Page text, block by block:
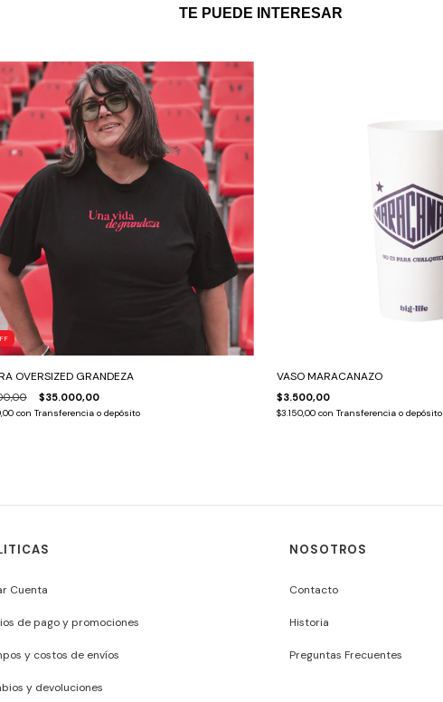
TE PUEDE INTERESAR
OVERSIZED GRANDEZA
$35.000,00
con Transferencia o depósito
VASO MARACANAZO
$3.500,00
$3.150,00 con Transferencia o depósito
Cuenta
de pago y promociones
y costos de envíos
y devoluciones
NOSOTROS
Contacto
Historia
Preguntas Frecuentes